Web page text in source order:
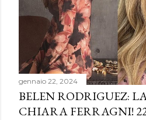
gennaio 22, 2024
BELEN RODRIGUEZ:
CHIARA FERRAGNI!